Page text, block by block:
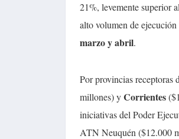
21%, levemente superior
alto volumen de
marzo y abril.
Por provincias receptoras
millones) yCorrientes
iniciativas del Poder
ATN Neuquén ($12.000